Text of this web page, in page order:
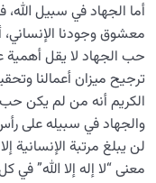
أما الجهاد في سبيل
معشوق وجودنا الإنساني،
حب الجهاد لا يقل
ترجيح ميزان أعمالنا
الكريم أنه من لم يكن
والجهاد في سبيله على
لن يبلغ مرتبة
معنى “لا إله إلا الله” في